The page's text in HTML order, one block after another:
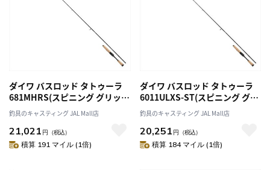
ダイワ バスロッド タトゥーラ
681MHRS(スピニング グリップ
ジョイント)
釣具のキャスティング JAL Mall店
21,021 円 （税込）
積算 191 マイル (1倍)
ダイワ バスロッド タトゥーラ
6011ULXS-ST(スピニング グリ
ップジョイント)
釣具のキャスティング JAL Mall店
20,251 円 （税込）
積算 184 マイル (1倍)